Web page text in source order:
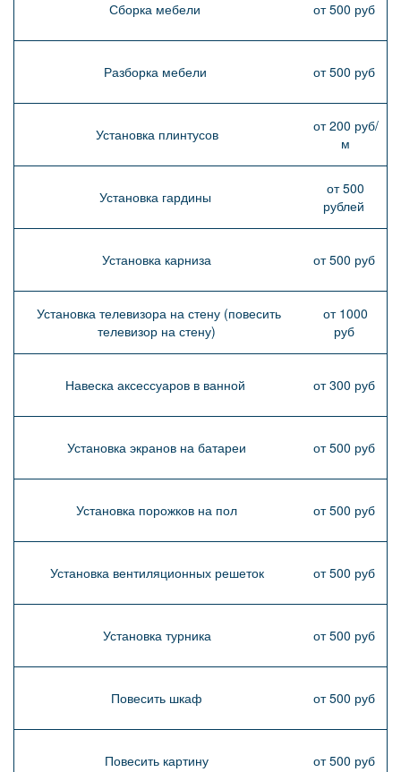
Сборка мебели от 500 руб
Разборка мебели от 500 руб
Установка плинтусов
от 200 руб/
м
Установка гардины
от 500
рублей
Установка карниза от 500 руб
Установка телевизора на стену (повесить
телевизор на стену)
от 1000
руб
Навеска аксессуаров в ванной от 300 руб
Установка экранов на батареи от 500 руб
Установка порожков на пол от 500 руб
Установка вентиляционных решеток от 500 руб
Установка турника от 500 руб
Повесить шкаф от 500 руб
Повесить картину от 500 руб